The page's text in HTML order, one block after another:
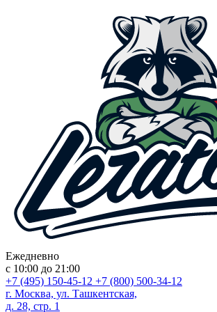
Ежедневно
с 10:00 до 21:00
+7 (495) 150-45-12 +7 (800) 500-34-12
г. Москва, ул. Ташкентская,
д. 28, стр. 1